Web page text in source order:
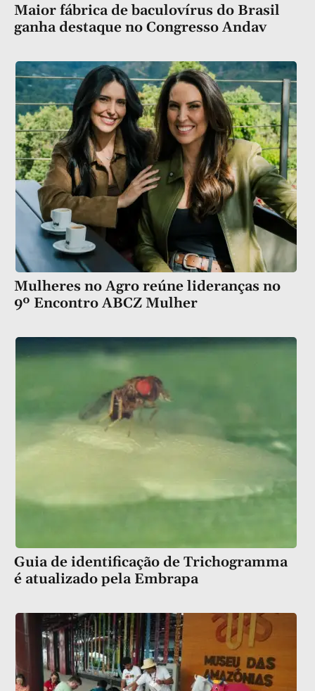
Maior fábrica de baculovírus do Brasil
ganha destaque no Congresso Andav
Mulheres no Agro reúne lideranças no
9º Encontro ABCZ Mulher
Guia de identificação de Trichogramma
é atualizado pela Embrapa